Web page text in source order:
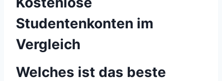
Studentenkonten im
Vergleich
Welches ist das beste